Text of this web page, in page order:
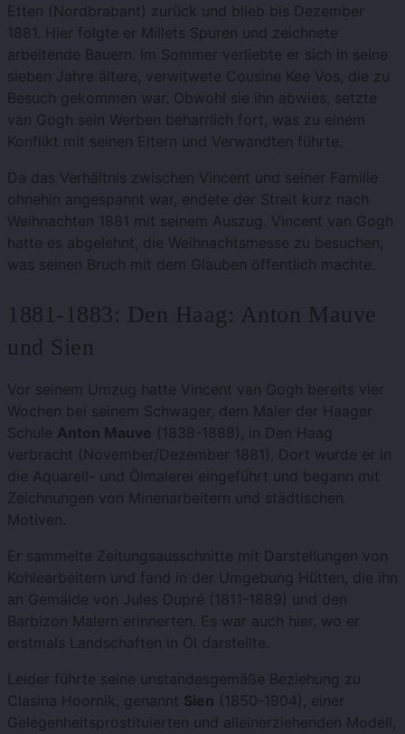
Etten (Nordbrabant) zurück und blieb bis Dezember
1881. Hier folgte er Millets Spuren und zeichnete
arbeitende Bauern. Im Sommer verliebte er sich in seine
sieben Jahre ältere, verwitwete Cousine Kee Vos, die zu
Besuch gekommen war. Obwohl sie ihn abwies, setzte
van Gogh sein Werben beharrlich fort, was zu einem
Konflikt mit seinen Eltern und Verwandten führte.
Da das Verhältnis zwischen Vincent und seiner Familie
ohnehin angespannt war, endete der Streit kurz nach
Weihnachten 1881 mit seinem Auszug. Vincent van Gogh
hatte es abgelehnt, die Weihnachtsmesse zu besuchen,
was seinen Bruch mit dem Glauben öffentlich machte.
1881-1883: Den Haag: Anton Mauve
und Sien
Vor seinem Umzug hatte Vincent van Gogh bereits vier
Wochen bei seinem Schwager, dem Maler der Haager
Schule Anton Mauve (1838-1888), in Den Haag
verbracht (November/Dezember 1881). Dort wurde er in
die Aquarell- und Ölmalerei eingeführt und begann mit
Zeichnungen von Minenarbeitern und städtischen
Motiven.
Er sammelte Zeitungsausschnitte mit Darstellungen von
Kohlearbeitern und fand in der Umgebung Hütten, die ihn
an Gemälde von Jules Dupré (1811-1889) und den
Barbizon Malern erinnerten. Es war auch hier, wo er
erstmals Landschaften in Öl darstellte.
Leider führte seine unstandesgemäße Beziehung zu
Clasina Hoornik, genannt Sien (1850-1904), einer
Gelegenheitsprostituierten und alleinerziehenden Modell,